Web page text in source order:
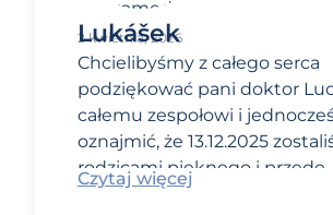
powodu
mojej
cukrzycy
(standardowa
praktyka we
Lukášek
2 kwietnia, 2026
Chcielibyśmy z całego serca
podziękować pani doktor
całemu zespołowi i
oznajmić, że 13.12.2025
rodzicami pięknego i przede
wszystkim zdrowego
Czytaj więcej